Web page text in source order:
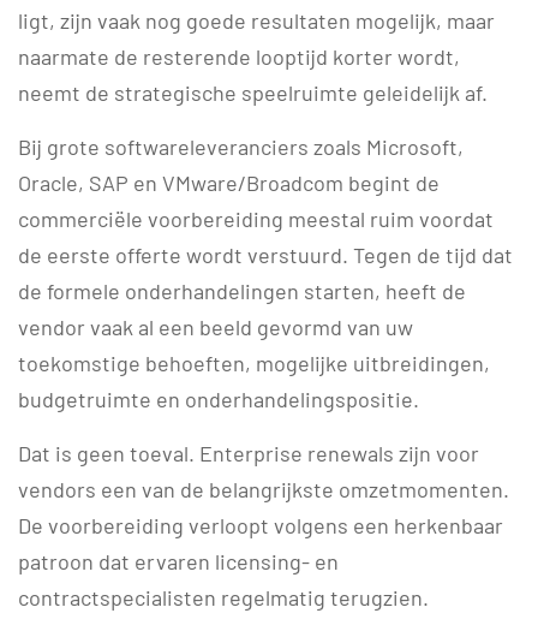
ligt, zijn vaak nog goede resultaten mogelijk, maar
naarmate de resterende looptijd korter wordt,
neemt de strategische speelruimte geleidelijk af.
Bij grote softwareleveranciers zoals Microsoft,
Oracle, SAP en VMware/Broadcom begint de
commerciële voorbereiding meestal ruim voordat
de eerste offerte wordt verstuurd. Tegen de tijd dat
de formele onderhandelingen starten, heeft de
vendor vaak al een beeld gevormd van uw
toekomstige behoeften, mogelijke uitbreidingen,
budgetruimte en onderhandelingspositie.
Dat is geen toeval. Enterprise renewals zijn voor
vendors een van de belangrijkste omzetmomenten.
De voorbereiding verloopt volgens een herkenbaar
patroon dat ervaren licensing- en
contractspecialisten regelmatig terugzien.